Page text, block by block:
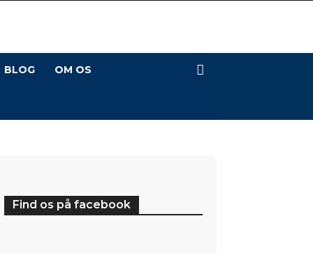
BLOG OM OS
Find os på facebook